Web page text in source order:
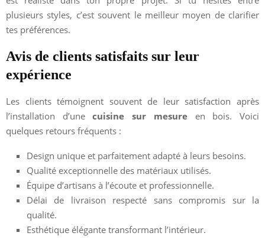
plusieurs styles, c’est souvent le meilleur moyen de clarifier
tes préférences.
Avis de clients satisfaits sur leur
expérience
Les clients témoignent souvent de leur satisfaction après
l’installation d’unecuisine sur mesureen bois. Voici
quelques retours fréquents :
Design unique et parfaitement adapté à leurs besoins.
Qualité exceptionnelle des matériaux utilisés.
Équipe d’artisans à l’écoute et professionnelle.
Délai de livraison respecté sans compromis sur la
qualité.
Esthétique élégante transformant l’intérieur.